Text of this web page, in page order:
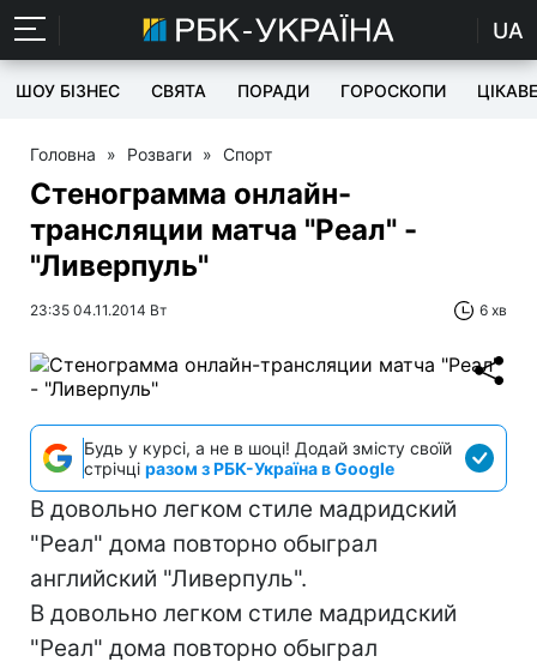
UA
ШОУ БІЗНЕС СВЯТА ПОРАДИ ГОРОСКОПИ ЦІКАВЕ
Головна » Розваги » Спорт
Стенограмма онлайн-
трансляции матча "Реал" -
"Ливерпуль"
23:35 04.11.2014 Вт 6 хв
Будь у курсі, а не в шоці! Додай змісту своїй
стрічці разом з РБК-Україна в Google
В довольно легком стиле мадридский
"Реал" дома повторно обыграл
английский "Ливерпуль".
В довольно легком стиле мадридский
"Реал" дома повторно обыграл